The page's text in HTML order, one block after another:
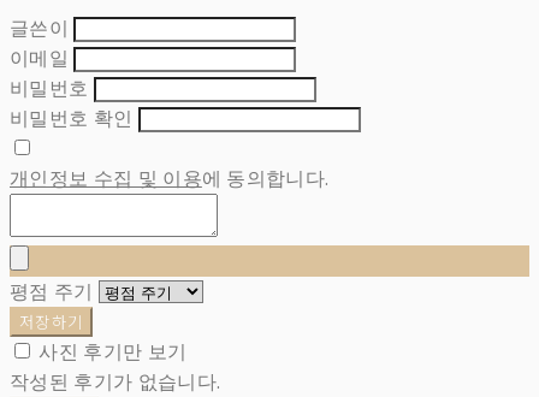
글쓴이
이메일
비밀번호
비밀번호 확인
개인정보 수집 및 이용에 동의합니다.
평점 주기
저장하기
사진 후기만 보기
작성된 후기가 없습니다.